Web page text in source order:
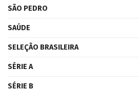
SÃO PEDRO
SAÚDE
SELEÇÃO BRASILEIRA
SÉRIE A
SÉRIE B